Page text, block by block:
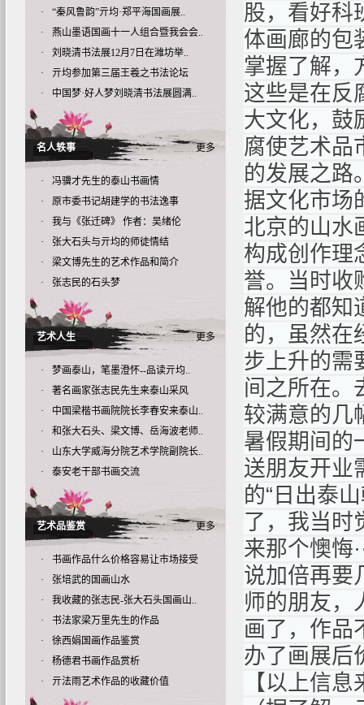
·
“秦风鲁韵”亓均·郑平海国画展..
·
燕山墨语国画十一人组合暨我会会..
·
刘晓清书法展12月7日在潍坊举..
·
亓均参加第三届王羲之书法论坛
·
中国梦·好人梦刘晓清书法展圆满..
名人轶事 更多
·
冯骥才先生的泰山书画情
·
原市委书记胡建学的书法逸事
·
我与《张迁碑》 作者：吴绪伦
·
张大石头与亓均的师徒情结
·
梁文博先生的艺术作品和简介
·
张志民的石头梦
艺术人生 更多
·
梦画泰山，笔墨澄怀--品读亓均..
·
著名画家张志民先生来泰山采风
·
中国梁楷书画院院长李春安来泰山..
·
和张大石头、梁文博、岳海波老师..
·
山东大学威海分院艺术学院副院长..
·
泰安老干部书画交流
艺术品鉴赏 更多
·
书画作品什么价格容易让市场接受
·
张培武的国画山水
·
我收藏的张志民-张大石头国画山..
·
书法家梁万里先生的作品
·
徐西娟国画作品鉴赏
·
杨德君书画作品赏析
·
亓法雨艺术作品的收藏价值
股，看好科
体画廊的包
掌握了解，
这些是在反
大文化，鼓
腐使艺术品
的发展之路
据文化市场
北京的山水
构成创作理
誉。当时收
解他的都知
的，虽然在
步上升的需
间之所在。
较满意的几
暑假期间的
送朋友开业
的“日出泰
了，我当时
来那个懊悔
说加倍再要
师的朋友，
画了，作品
办了画展后
【以上信